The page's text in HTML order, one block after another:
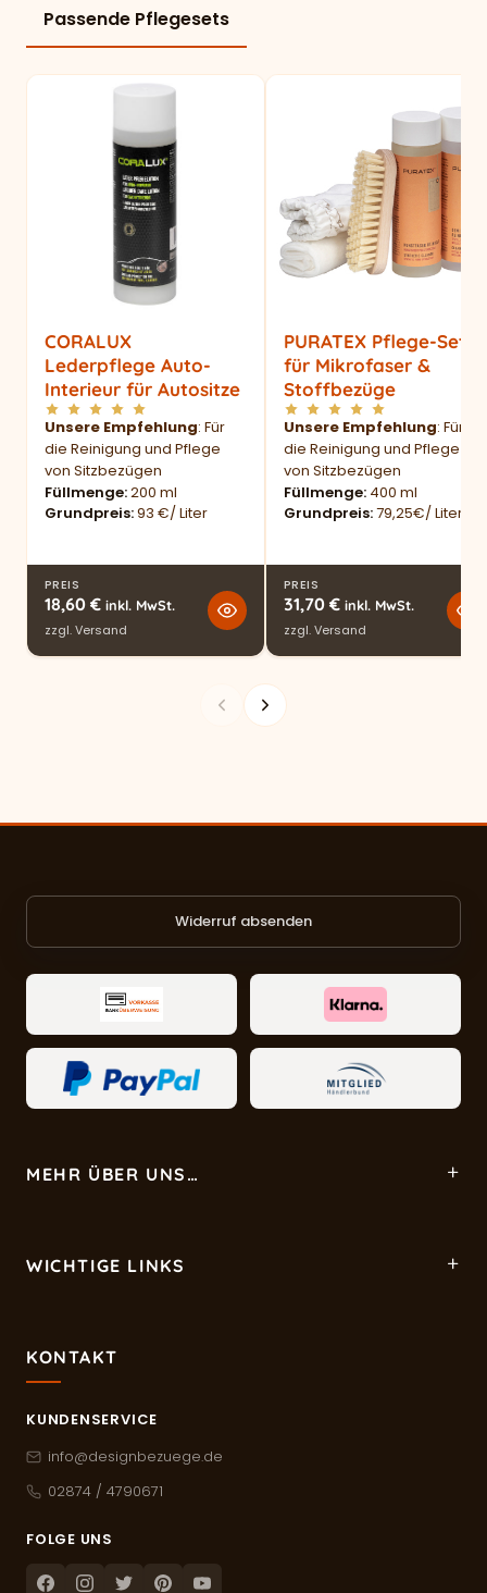
Passende Pflegesets
CORALUX
Lederpflege Auto-
Interieur für Autositze
Unsere Empfehlung: Für
die Reinigung und Pflege
von Sitzbezügen
Füllmenge 200 ml
Grundpreis 93 €/ Liter
PREIS
18,60 € inkl. MwSt.
zzgl.Versand
PURATEX Pflege-Set
für Mikrofaser &
Stoffbezüge
Unsere Empfehlung: Für
die Reinigung und Pflege
von Sitzbezügen
Füllmenge 400 ml
Grundpreis 79,25€/ Liter
PREIS
31,70 € inkl. MwSt.
zzgl.Versand
Widerruf absenden
MEHR ÜBER UNS…
WICHTIGE LINKS
KONTAKT
KUNDENSERVICE
info@designbezuege.de
02874 / 4790671
FOLGE UNS